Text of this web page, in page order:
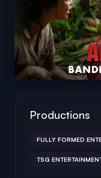
Productions
FULLY FORMED
TSG